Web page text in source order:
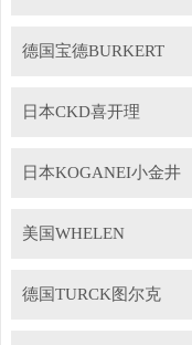
德国宝德BURKERT
日本CKD喜开理
日本KOGANEI小金井
美国WHELEN
德国TURCK图尔克